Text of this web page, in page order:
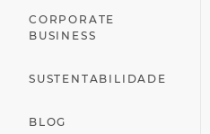
CORPORATE
BUSINESS
SUSTENTABILIDADE
BLOG